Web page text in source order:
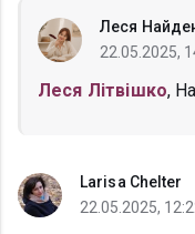
Леся
22.05.2025,
Леся Літвішко,
Larisa Chelter
22.05.2025,